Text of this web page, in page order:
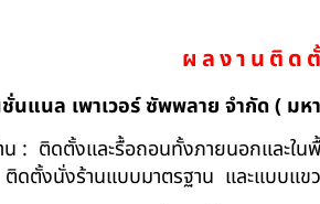
ผลงานติด
นแนล เพาเวอร์ ซัพพลาย จำกัด ( ม
น : ติดตั้งและรื้อถอนทั้งภายนอกและใ
ติดตั้งนั่งร้านแบบมาตรฐาน และแบบแข